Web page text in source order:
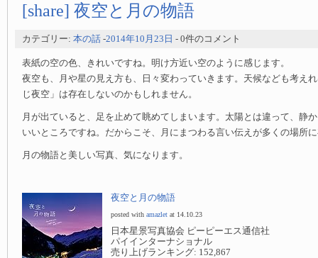
[share] 夜空と月の物語
カテゴリー: 本の話 -2014年10月23日 - 0件のコメント
表紙の空の色、きれいですね。明け方近い空のように感じます。
夜空も、月や星の見え方も、日々変わっていきます。天候なども考え
じ夜空」は存在しないのかもしれません。
月が出ていると、足を止めて眺めてしまいます。太陽とは違って、静
いいところですね。だからこそ、月にまつわる言い伝えが多くの場所
月の物語と美しい写真、気になります。
夜空と月の物語
posted with amazlet at 14.10.23
日本星景写真協会 ピーピーエス通信社
パイインターナショナル
売り上げランキング: 152,867